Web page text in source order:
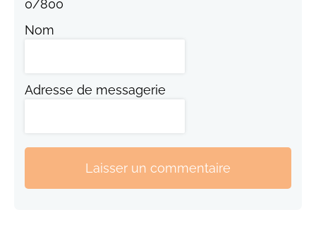
0/800
Nom
Adresse de messagerie
Laisser un commentaire